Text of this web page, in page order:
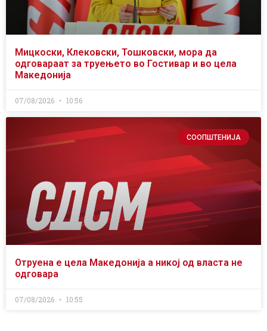
Мицкоски, Клековски, Тошковски, мора да
одговараат за труењето во Гостивар и во цела
Македонија
07/08/2026 10:56
СООПШТЕНИЈА
Отруена е цела Македонија а никој од власта не
одговара
07/08/2026 10:55